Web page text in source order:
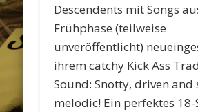
Descendents mit Songs
Frühphase (teilweise
unveröffentlicht)
ihrem catchy Kick Ass
Sound: Snotty, driven and
melodic! Ein perfektes 18-